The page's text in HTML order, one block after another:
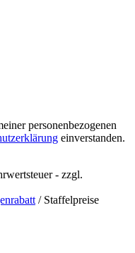
personenbezogenen
einverstanden.
- zzgl.
/ Staffelpreise